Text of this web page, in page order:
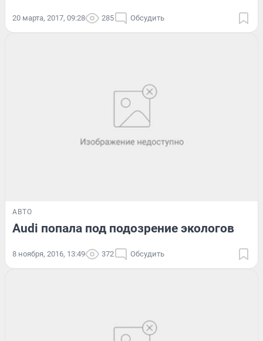
20 марта, 2017, 09:28 285 Обсудить
АВТО
Audi попала под подозрение экологов
8 ноября, 2016, 13:49 372 Обсудить